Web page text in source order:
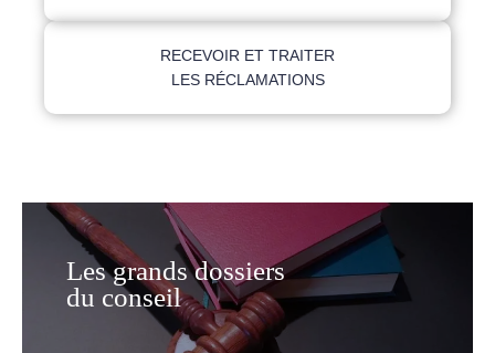
RECEVOIR ET TRAITER
LES RÉCLAMATIONS
Les grands dossiers
du conseil